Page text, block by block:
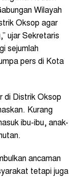
Wilayah
Oksop agar
ujar Sekretaris
sejumlah
pers di Kota
di Distrik Oksop
Kurang
ibu-ibu, anak-
ancaman
tetapi juga